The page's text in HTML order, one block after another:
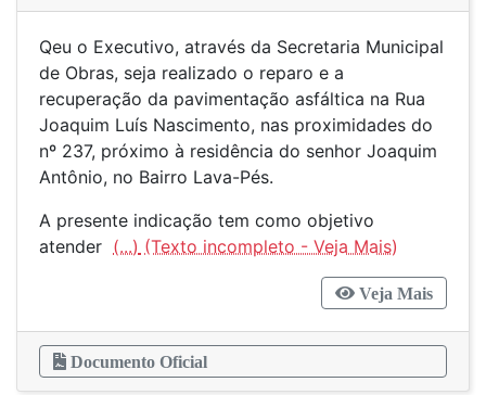
Qeu o Executivo, através da Secretaria Municipal
de Obras, seja realizado o reparo e a
recuperação da pavimentação asfáltica na Rua
Joaquim Luís Nascimento, nas proximidades do
nº 237, próximo à residência do senhor Joaquim
Antônio, no Bairro Lava-Pés.
A presente indicação tem como objetivo
atender (...)
Veja Mais
Documento Oficial